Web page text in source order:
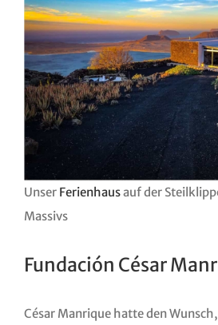
Unser Ferienhausauf der
Massivs
Fundación César
César Manrique hatte den